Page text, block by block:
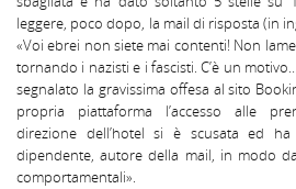
leggere, poco dopo, la mail di risposta (in
«Voi ebrei non siete mai contenti! Non
tornando i nazisti e i fascisti. C’è un
segnalato la gravissima offesa al sito
propria piattaforma l’accesso alle
direzione dell’hotel si è scusata ed
dipendente, autore della mail, in modo
comportamentali».